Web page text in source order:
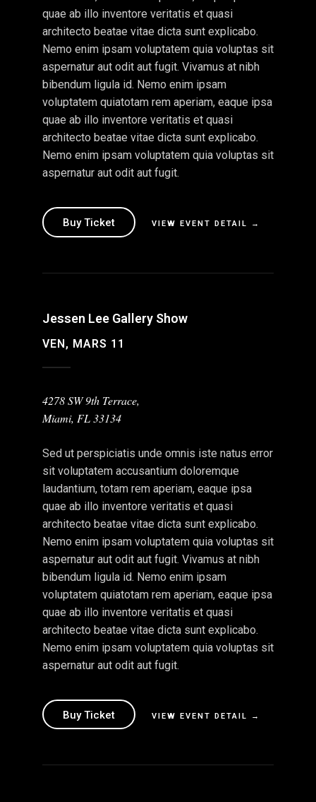
quae ab illo inventore veritatis et quasi
architecto beatae vitae dicta sunt explicabo.
Nemo enim ipsam voluptatem quia voluptas sit
aspernatur aut odit aut fugit. Vivamus at nibh
bibendum ligula id. Nemo enim ipsam
voluptatem quiatotam rem aperiam, eaque ipsa
quae ab illo inventore veritatis et quasi
architecto beatae vitae dicta sunt explicabo.
Nemo enim ipsam voluptatem quia voluptas sit
aspernatur aut odit aut fugit.
Buy Ticket VIEW EVENT DETAIL →
Jessen Lee Gallery Show
VEN, MARS 11
4278 SW 9th Terrace,
Miami, FL 33134
Sed ut perspiciatis unde omnis iste natus error
sit voluptatem accusantium doloremque
laudantium, totam rem aperiam, eaque ipsa
quae ab illo inventore veritatis et quasi
architecto beatae vitae dicta sunt explicabo.
Nemo enim ipsam voluptatem quia voluptas sit
aspernatur aut odit aut fugit. Vivamus at nibh
bibendum ligula id. Nemo enim ipsam
voluptatem quiatotam rem aperiam, eaque ipsa
quae ab illo inventore veritatis et quasi
architecto beatae vitae dicta sunt explicabo.
Nemo enim ipsam voluptatem quia voluptas sit
aspernatur aut odit aut fugit.
Buy Ticket VIEW EVENT DETAIL →